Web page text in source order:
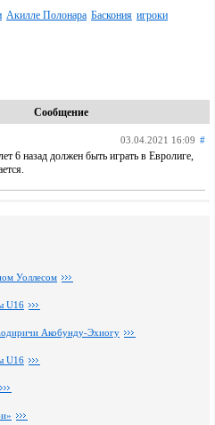
Акилле Полонара Баскония игроки
Сообщение
03.04.2021 16:09 #
6 назад должен быть играть в Евролиге,
Уоллесом
U16
Акобунду-Эхиогу
U16